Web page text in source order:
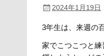
2024年1月19日
3年生は、来週の
家でこつこつと